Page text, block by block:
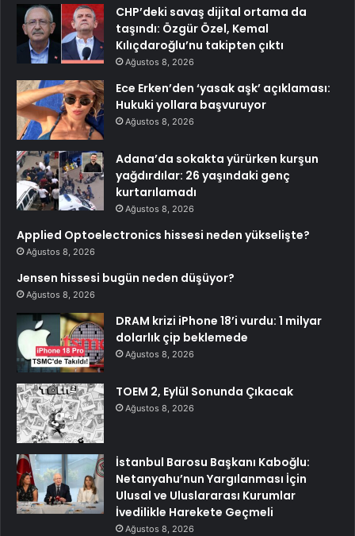
CHP’deki savaş dijital ortama da
taşındı: Özgür Özel, Kemal
Kılıçdaroğlu’nu takipten çıktı
Ağustos 8, 2026
Ece Erken’den ‘yasak aşk’ açıklaması:
Hukuki yollara başvuruyor
Ağustos 8, 2026
Adana’da sokakta yürürken kurşun
yağdırdılar: 26 yaşındaki genç
kurtarılamadı
Ağustos 8, 2026
Applied Optoelectronics hissesi neden yükselişte?
Ağustos 8, 2026
Jensen hissesi bugün neden düşüyor?
Ağustos 8, 2026
DRAM krizi iPhone 18’i vurdu: 1 milyar
dolarlık çip beklemede
Ağustos 8, 2026
TOEM 2, Eylül Sonunda Çıkacak
Ağustos 8, 2026
İstanbul Barosu Başkanı Kaboğlu:
Netanyahu’nun Yargılanması İçin
Ulusal ve Uluslararası Kurumlar
İvedilikle Harekete Geçmeli
Ağustos 8, 2026